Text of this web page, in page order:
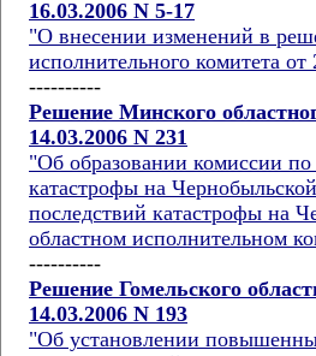
16.03.2006 N 5-17
"О внесении изменений в
исполнительного комитета
----------
Решение Минского
14.03.2006 N 231
"Об образовании комиссии по
катастрофы на
последствий катастрофы на
областном исполнительном
----------
Решение Гомельского
14.03.2006 N 193
"Об установлении